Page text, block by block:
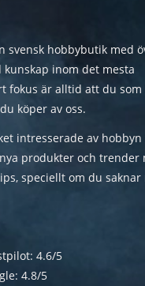
svensk hobbybutik med
kunskap inom det mesta
fokus är alltid att du som
köper av oss.
intresserade av
produkter och trender
speciellt om du saknar
4.6/5
4.8/5